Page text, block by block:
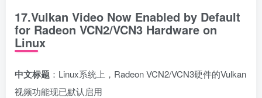
17.Vulkan Video Now Enabled by Default
for Radeon VCN2/VCN3 Hardware on
Linux
中文标题 ：Linux系统上，Radeon VCN2/VCN3硬件的Vulkan
视频功能现已默认启用